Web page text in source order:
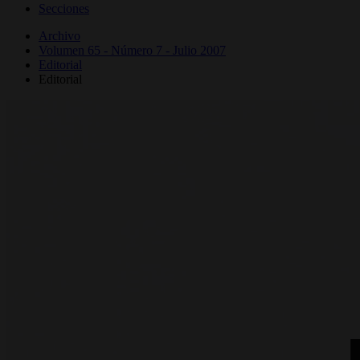
Secciones
Archivo
Volumen 65 - Número 7 - Julio 2007
Editorial
Editorial